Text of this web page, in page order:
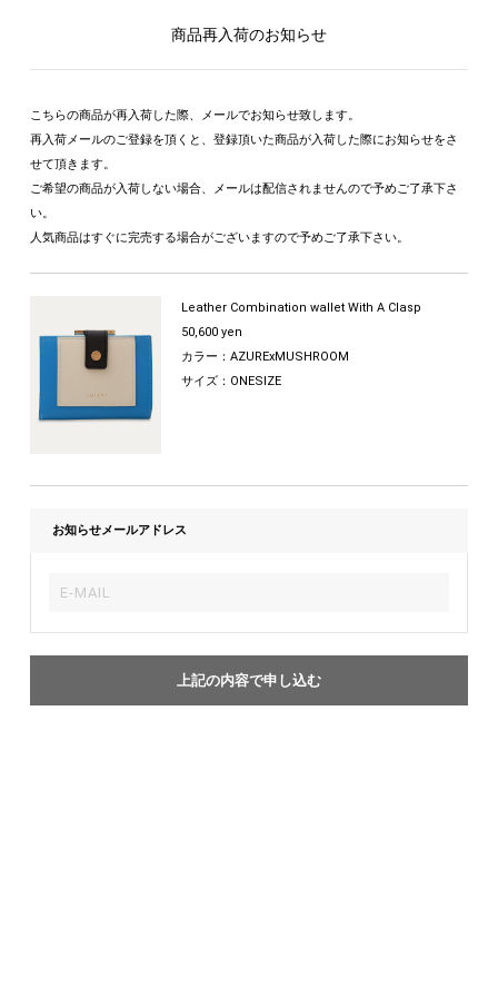
商品再入荷のお知らせ
こちらの商品が再入荷した際、メールでお知らせ致します。
再入荷メールのご登録を頂くと、登録頂いた商品が入荷した際にお知らせをさ
せて頂きます。
ご希望の商品が入荷しない場合、メールは配信されませんので予めご了承下さ
い。
人気商品はすぐに完売する場合がございますので予めご了承下さい。
Leather Combination wallet With A Clasp
50,600 yen
カラー：AZURExMUSHROOM
サイズ：ONESIZE
お知らせメールアドレス
上記の内容で申し込む